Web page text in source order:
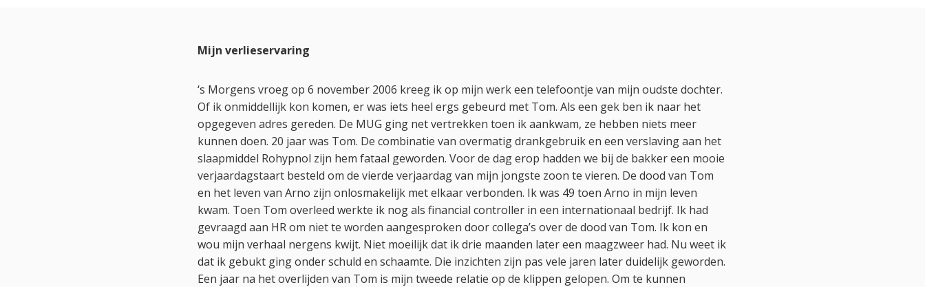
Mijn verlieservaring
‘s Morgens vroeg op 6 november 2006 kreeg ik op mijn werk een telefoontje van mijn oudste dochter.
Of ik onmiddellijk kon komen, er was iets heel ergs gebeurd met Tom. Als een gek ben ik naar het
opgegeven adres gereden. De MUG ging net vertrekken toen ik aankwam, ze hebben niets meer
kunnen doen. 20 jaar was Tom. De combinatie van overmatig drankgebruik en een verslaving aan het
slaapmiddel Rohypnol zijn hem fataal geworden. Voor de dag erop hadden we bij de bakker een mooie
verjaardagstaart besteld om de vierde verjaardag van mijn jongste zoon te vieren. De dood van Tom
en het leven van Arno zijn onlosmakelijk met elkaar verbonden. Ik was 49 toen Arno in mijn leven
kwam. Toen Tom overleed werkte ik nog als financial controller in een internationaal bedrijf. Ik had
gevraagd aan HR om niet te worden aangesproken door collega’s over de dood van Tom. Ik kon en
wou mijn verhaal nergens kwijt. Niet moeilijk dat ik drie maanden later een maagzweer had. Nu weet ik
dat ik gebukt ging onder schuld en schaamte. Die inzichten zijn pas vele jaren later duidelijk geworden.
Een jaar na het overlijden van Tom is mijn tweede relatie op de klippen gelopen. Om te kunnen